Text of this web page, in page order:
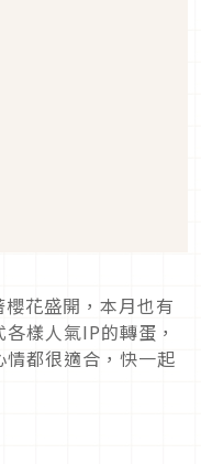
花盛開，本月也有
樣人氣IP的轉蛋，
都很適合，快一起